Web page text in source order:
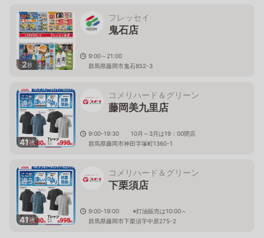
2枚
フレッセイ
鬼石店
9:00～21:00
群馬県藤岡市鬼石852-3
41枚
コメリハード＆グリーン
藤岡美九里店
9:00-19:30 10月～3月は19：00閉店
群馬県藤岡市神田字塚町1360-1
41枚
コメリハード＆グリーン
下栗須店
9:00-19:00 ※灯油販売は10:00～
群馬県藤岡市下栗須字中原275-2